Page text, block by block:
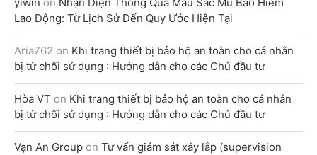
Lao Động: Từ Lịch Sử Đến Quy Ước Hiện Tại
Aria762 on Khi trang thiết bị bảo hộ an toàn cho cá nhân
bị từ chối sử dụng : Hướng dẫn cho các Chủ đầu tư
Hòa VT on Khi trang thiết bị bảo hộ an toàn cho cá nhân
bị từ chối sử dụng : Hướng dẫn cho các Chủ đầu tư
Vạn An Group on Tư vấn giám sát xây lắp (supervision